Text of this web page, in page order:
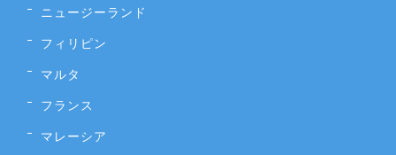
ニュージーランド
フィリピン
マルタ
フランス
マレーシア